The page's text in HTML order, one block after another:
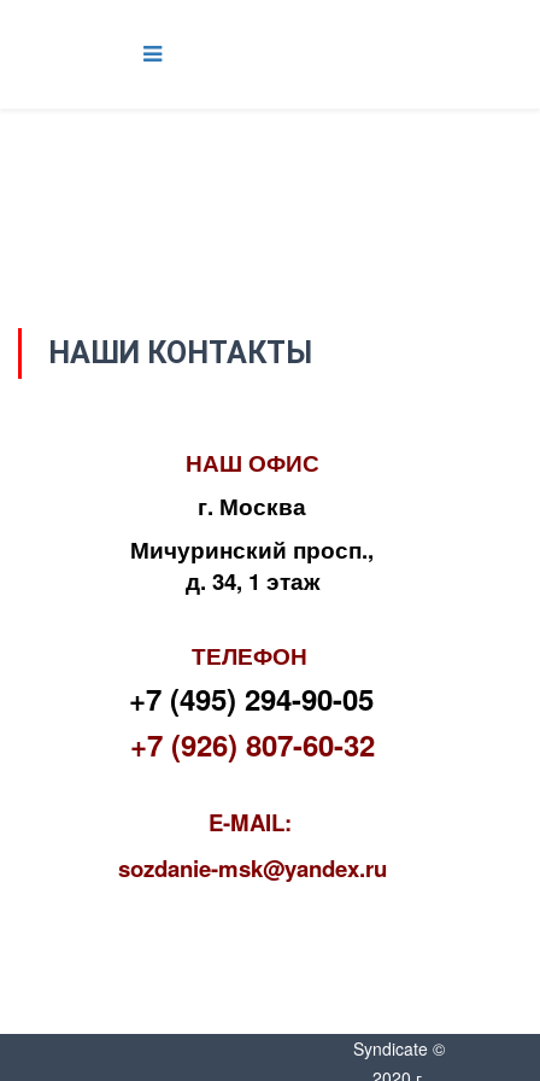
НАШИ КОНТАКТЫ
НАШ ОФИС
г. Москва
Мичуринский просп.,
д. 34, 1 этаж
ТЕЛЕФОН
+7 (495) 294-90-05
+7 (926) 807-60-32
E-MAIL:
sozdanie-msk@yandex.ru
Syndicate ©